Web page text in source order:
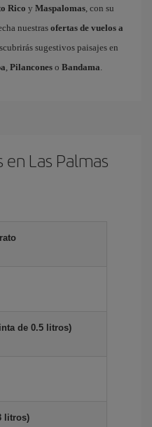
Rico y Maspalomas, con su
nuestras ofertas de vuelos a
sugestivos paisajes en
, Pilancones o Bandama.
Las Palmas
de 0.5 litros)
litros)